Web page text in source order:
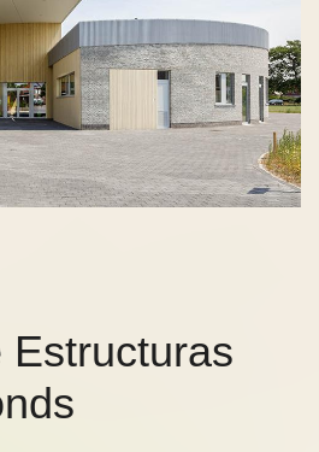
Estructuras